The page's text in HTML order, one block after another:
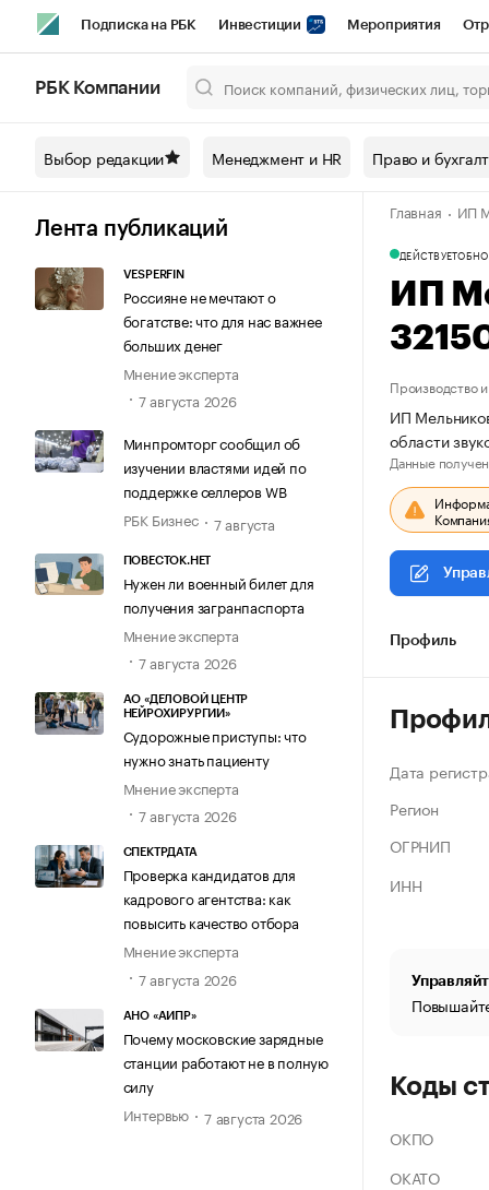
Подписка на РБК Инвестиции Мероприятия
Спецпроекты СПб Конференции СПб Спецпроекты
Технологии и медиа Рынок наличной
РБК Компании
Выбор редакции Менеджмент и HR Право и
Лента публикаций
VESPERFIN
Россияне не мечтают о
богатстве: что для нас важнее
больших денег
Мнение эксперта
7 августа 2026
Минпромторг сообщил об
изучении властями идей по
поддержке селлеров WB
РБК Бизнес
7 августа
ПОВЕСТОК.НЕТ
Нужен ли военный билет для
получения загранпаспорта
Мнение эксперта
7 августа 2026
АО «ДЕЛОВОЙ ЦЕНТР
НЕЙРОХИРУРГИИ»
Судорожные приступы: что
нужно знать пациенту
Мнение эксперта
7 августа 2026
СПЕКТРДАТА
Проверка кандидатов для
кадрового агентства: как
повысить качество отбора
Мнение эксперта
7 августа 2026
АНО «АИПР»
Почему московские зарядные
станции работают не в полную
силу
Интервью
7 августа 2026
Главная ИП
ДЕЙСТВУЕТ
ИП
Производство
ИП
области
Данные
Профиль
Дата
Регион
ОГРНИП
ИНН
Коды
ОКПО
ОКАТО